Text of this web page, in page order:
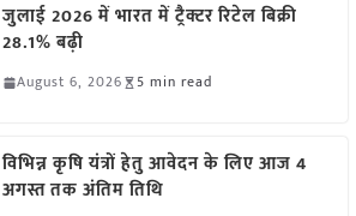
जुलाई 2026 में भारत में ट्रैक्टर रिटेल बिक्री
28.1% बढ़ी
August 6, 2026 5 min read
विभिन्न कृषि यंत्रों हेतु आवेदन के लिए आज 4
अगस्त तक अंतिम तिथि